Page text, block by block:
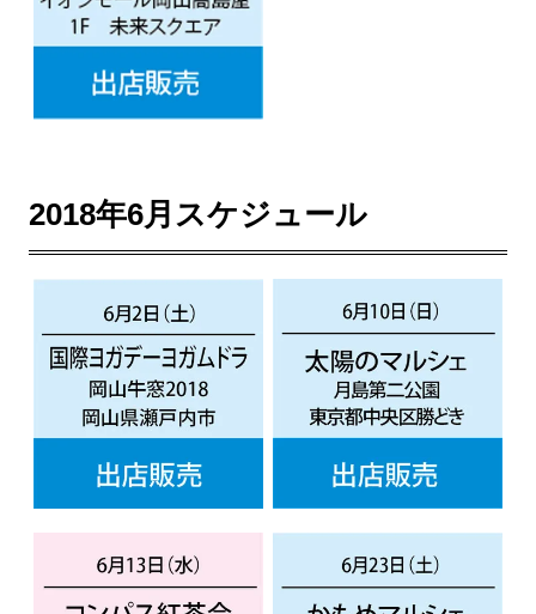
2018年6月スケジュール